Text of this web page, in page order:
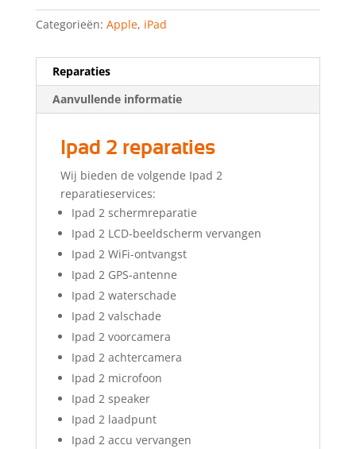
Categorieën: Apple, iPad
Reparaties
Aanvullende informatie
Ipad 2 reparaties
Wij bieden de volgende Ipad 2
reparatieservices:
Ipad 2 schermreparatie
Ipad 2 LCD-beeldscherm vervangen
Ipad 2 WiFi-ontvangst
Ipad 2 GPS-antenne
Ipad 2 waterschade
Ipad 2 valschade
Ipad 2 voorcamera
Ipad 2 achtercamera
Ipad 2 microfoon
Ipad 2 speaker
Ipad 2 laadpunt
Ipad 2 accu vervangen